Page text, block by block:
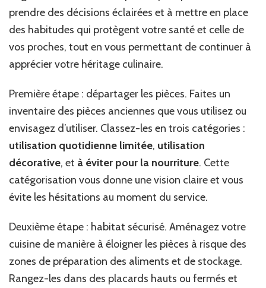
prendre des décisions éclairées et à mettre en place
des habitudes qui protègent votre santé et celle de
vos proches, tout en vous permettant de continuer à
apprécier votre héritage culinaire.
Première étape : départager les pièces. Faites un
inventaire des pièces anciennes que vous utilisez ou
envisagez d’utiliser. Classez-les en trois catégories :
utilisation quotidienne limitée, utilisation
décorative, et à éviter pour la nourriture. Cette
catégorisation vous donne une vision claire et vous
évite les hésitations au moment du service.
Deuxième étape : habitat sécurisé. Aménagez votre
cuisine de manière à éloigner les pièces à risque des
zones de préparation des aliments et de stockage.
Rangez-les dans des placards hauts ou fermés et